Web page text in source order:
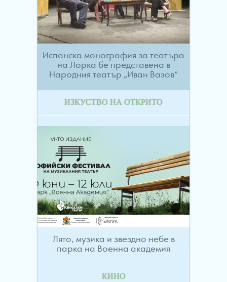
Испанска монография за театъра
на Лорка бе представена в
Народния театър „Иван Вазов“
ИЗКУСТВО НА ОТКРИТО
Лято, музика и звездно небе в
парка на Военна академия
КИНО